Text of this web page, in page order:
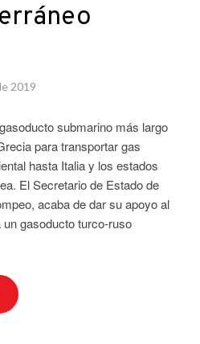
2019
submarino más largo
para transportar gas
hasta Italia y los estados
El Secretario de Estado de
acaba de dar su apoyo al
gasoducto turco-ruso